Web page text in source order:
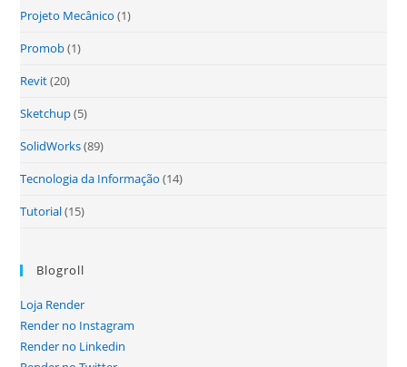
Projeto Mecânico (1)
Promob(1)
Revit(20)
Sketchup(5)
SolidWorks(89)
Tecnologia da Informação (14)
Tutorial(15)
Blogroll
Loja Render
Render no Instagram
Render no Linkedin